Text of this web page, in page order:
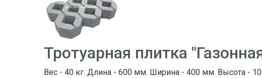
Тротуарная плитка
Вес - 40 кг. Длина - 600 мм. Ширина - 400 мм. Высота -